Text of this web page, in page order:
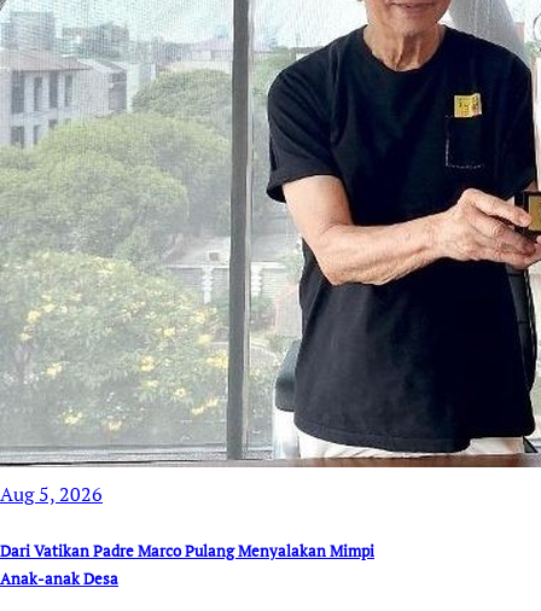
Aug 5, 2026
Dari Vatikan Padre Marco Pulang Menyalakan Mimpi
Anak-anak Desa